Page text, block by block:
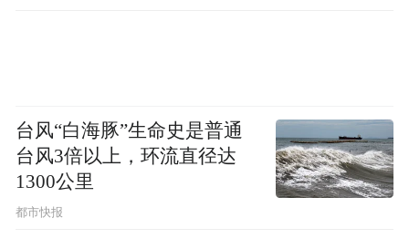
着花瓣在水里舒展，居然比吃薯片更解压；
周末做饭时，认真切菜、闻香料的味道，发
现专注做饭的过程，本身就是给情绪做
台风“白海豚”生命史是普通
台风3倍以上，环流直径达
1300公里
都市快报